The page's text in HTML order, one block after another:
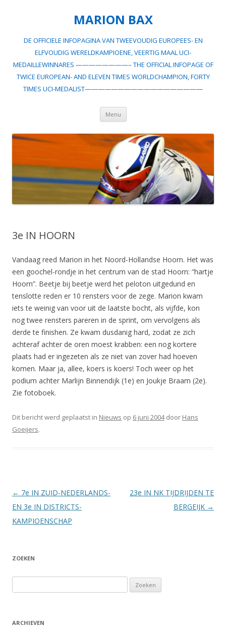
MARION BAX
DE OFFICIELE INFOPAGINA VAN TWEEVOUDIG EUROPEES- EN
ELFVOUDIG WERELDKAMPIOENE, VEERTIG MAAL UCI-
MEDAILLEWINNARES ————————– THE OFFICIAL INFOPAGE OF
TWICE EUROPEAN- AND ELEVEN TIMES WORLDCHAMPION, FORTY
TIMES UCI-MEDALIST——————————————————
Menu Spring
inhoud
3e IN HOORN
Vandaag reed Marion in het Noord-Hollandse Hoorn. Het was
een goochel-rondje in het centrum van de stad Hoorn: “hartje
Hoorn”. Beetje bij beetje werd het peloton uitgedund en
tenslotte reden er 10 rensters voor de zege. Marion kwam
iets te weinig van voor uit de laatste bocht, als vijfde, kon
nog twee rensters pareren in de sprint, om vervolgens als
derde te finishen. Ze kwam dusdanig hard, zodat ze zich
achteraf achter de oren moest krabben: een nog kortere
plaats had er ingezeten als ze niet van zover had hoeven
komen. Maar ja, allee, koers is koers! Toch weer op het
podium achter Marlijn Binnendijk (1e) en Joukje Braam (2e).
Zie fotoboek.
Dit bericht werd geplaatst in Nieuws op 6 juni 2004door Hans
Goeijers.
Berichtnavigatie
← 7e IN ZUID-NEDERLANDS-
EN 3e IN DISTRICTS-
KAMPIOENSCHAP
23e IN NK TIJDRIJDEN TE
BERGEIJK →
ZOEKEN
naar:
ARCHIEVEN